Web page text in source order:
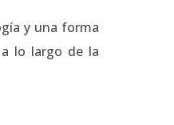
y una forma
lo largo de la